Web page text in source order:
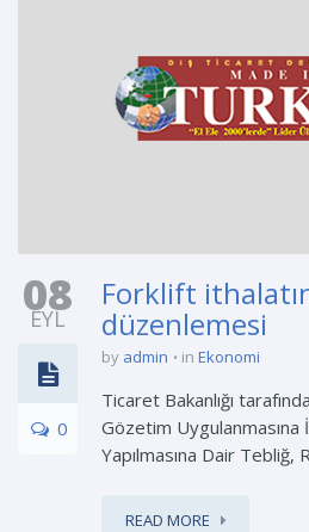
08
EYL
0
Forklift
düzenlemesi
by admin in Ekonomi
Ticaret Bakanlığı
Gözetim Uygulanmasına
Yapılmasına Dair Tebliğ,
READ MORE